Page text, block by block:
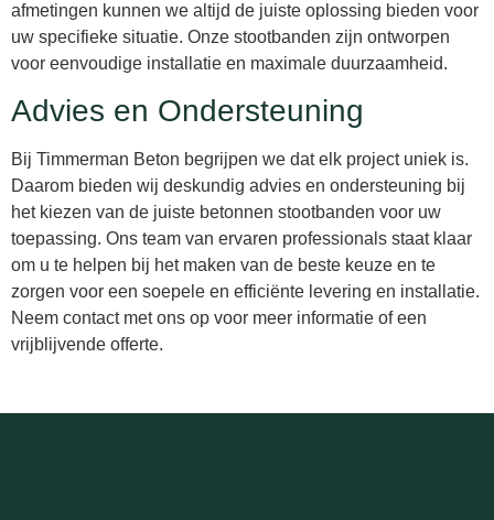
afmetingen kunnen we altijd de juiste oplossing bieden voor
uw specifieke situatie. Onze stootbanden zijn ontworpen
voor eenvoudige installatie en maximale duurzaamheid.
Advies en Ondersteuning
Bij Timmerman Beton begrijpen we dat elk project uniek is.
Daarom bieden wij deskundig advies en ondersteuning bij
het kiezen van de juiste betonnen stootbanden voor uw
toepassing. Ons team van ervaren professionals staat klaar
om u te helpen bij het maken van de beste keuze en te
zorgen voor een soepele en efficiënte levering en installatie.
Neem contact met ons op voor meer informatie of een
vrijblijvende offerte.